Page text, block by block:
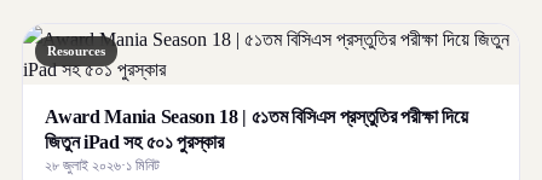
Resources
Award Mania Season 18 | ৫১তম বিসিএস প্রস্তুতির পরীক্ষা দিয়ে
জিতুন iPad সহ ৫০১ পুরস্কার
২৮ জুলাই ২০২৬·১ মিনিট